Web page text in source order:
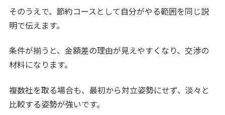
そのうえで、節約コースとして自分がやる範囲を同じ説
明で伝えます。
条件が揃うと、金額差の理由が見えやすくなり、交渉の
材料になります。
複数社を取る場合も、最初から対立姿勢にせず、淡々と
比較する姿勢が強いです。